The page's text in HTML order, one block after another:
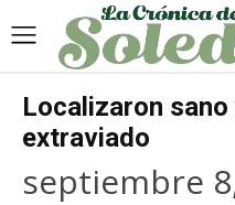
Localizaron
extraviado
septiembre